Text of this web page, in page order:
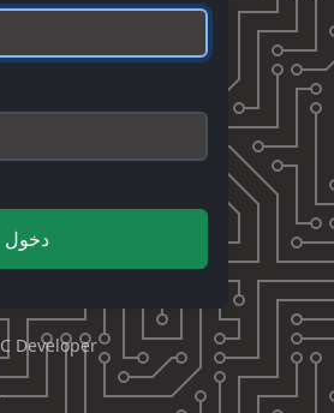
دخول
Developer